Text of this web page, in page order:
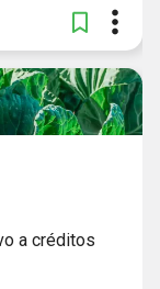
a créditos